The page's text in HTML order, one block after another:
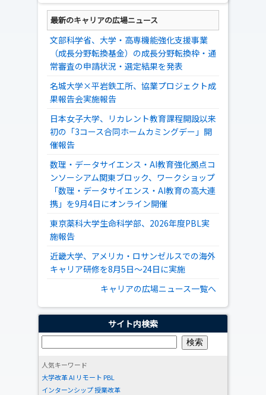
最新のキャリアの広場ニュース
文部科学省、大学・高専機能強化支援事業
（成長分野転換基金）の成長分野転換枠・通
常審査の申請状況・選定結果を発表
名城大学×平岩鉄工所、協業プロジェクト成
果報告会実施報告
日本女子大学、リカレント教育課程開設以来
初の「3コース合同ホームカミングデー」開
催報告
数理・データサイエンス・AI教育強化拠点コ
ンソーシアム関東ブロック、ワークショップ
「数理・データサイエンス・AI教育の高大連
携」を9月4日にオンライン開催
東京薬科大学生命科学部、2026年度PBL実
施報告
近畿大学、アメリカ・ロサンゼルスでの海外
キャリア研修を8月5日～24日に実施
キャリアの広場ニュース一覧へ
サイト内検索
人気キーワード
大学改革AI リモート PBL
インターンシップ授業改革